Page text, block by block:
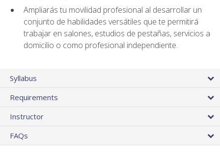
Ampliarás tu movilidad profesional al desarrollar un
conjunto de habilidades versátiles que te permitirá
trabajar en salones, estudios de pestañas, servicios a
domicilio o como profesional independiente.
Syllabus
Requirements
Instructor
FAQs